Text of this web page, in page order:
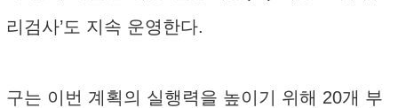
리검사’도 지속 운영한다.
구는 이번 계획의 실행력을 높이기 위해 20개 부